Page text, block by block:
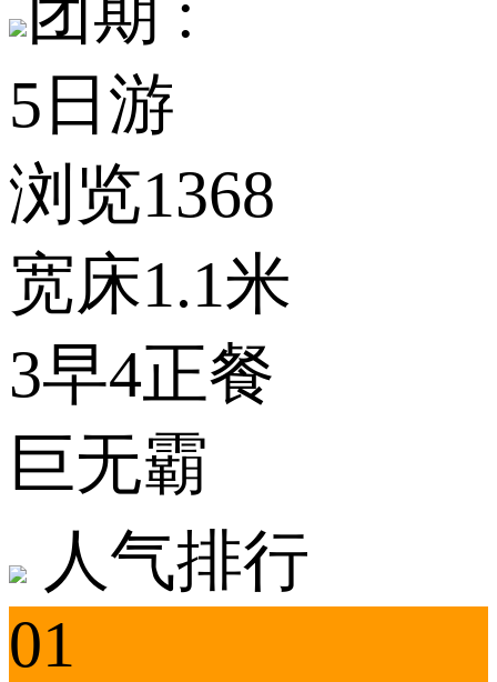
5日游
浏览1368
宽床1.1米
3早4正餐
巨无霸
人气排行
01